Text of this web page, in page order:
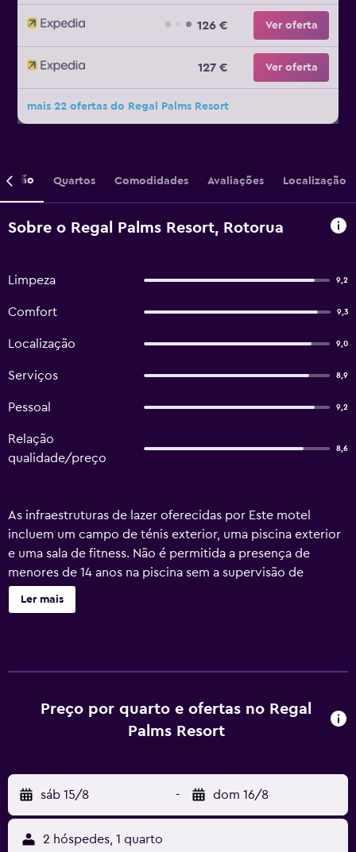
126 € Ver oferta
127 € Ver oferta
mais 22 ofertas do Regal Palms Resort
Quartos Comodidades Avaliações Localização
Sobre o Regal Palms Resort, Rotorua
Limpeza 9,2
Comfort 9,3
Localização 9,0
Serviços 8,9
Pessoal 9,2
Relação
qualidade/preço
8,6
As infraestruturas de lazer oferecidas por Este motel
incluem um campo de ténis exterior, uma piscina exterior
e uma sala de fitness. Não é permitida a presença de
menores de 14 anos na piscina sem a supervisão de
adultos. As atividades recreativas listadas abaixo estão
disponíveis no local ou nas proximidades; poderão ser
Ler mais
Preço por quarto e ofertas no Regal
Palms Resort
sáb 15/8 - dom 16/8
2 hóspedes, 1 quarto